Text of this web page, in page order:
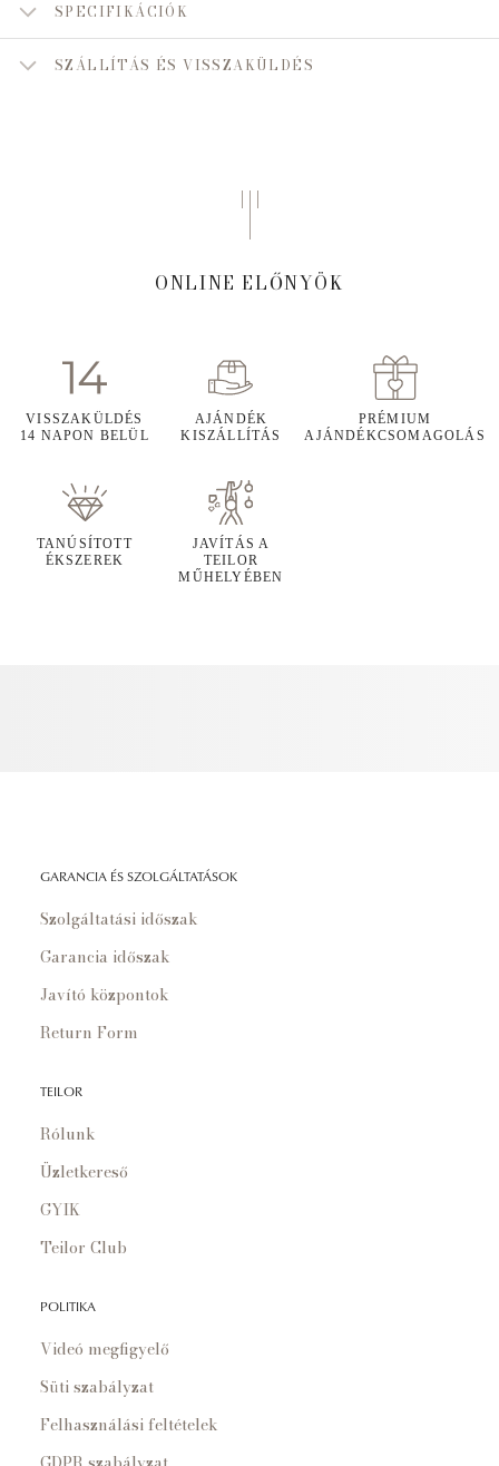
SPECIFIKÁCIÓK
SZÁLLÍTÁS ÉS VISSZAKÜLDÉS
ONLINE ELŐNYÖK
VISSZAKÜLDÉS
14 NAPON BELÜL
AJÁNDÉK
KISZÁLLÍTÁS
PRÉMIUM
AJÁNDÉKCSOMAGOLÁS
TANÚSÍTOTT
ÉKSZEREK
JAVÍTÁS A
TEILOR
MŰHELYÉBEN
GARANCIA ÉS SZOLGÁLTATÁSOK
Szolgáltatási időszak
Garancia időszak
Javító központok
Return Form
TEILOR
Rólunk
Üzletkereső
GYIK
Teilor Club
POLITIKA
Videó megfigyelő
Süti szabályzat
Felhasználási feltételek